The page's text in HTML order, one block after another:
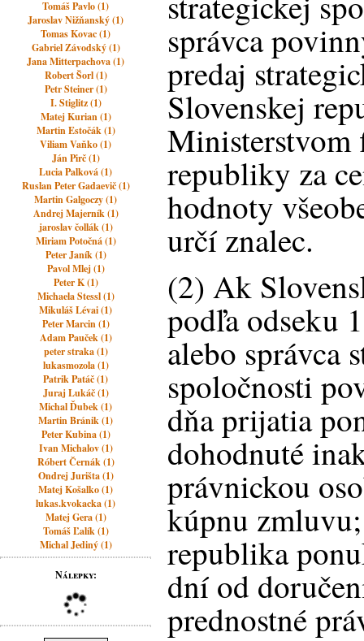
Tomáš Pavlo (1)
Jaroslav Nižňanský (1)
Tomas Kovac (1)
Gabriel Závodský (1)
Jana Mitterpachova (1)
Robert Šorl (1)
Petr Steiner (1)
I. Stiglitz (1)
Matej Kurian (1)
Martin Estočák (1)
Viliam Vaňko (1)
Ján Pirč (1)
Lucia Palková (1)
Ruslan Peter Gadaevič (1)
Martin Galgoczy (1)
Andrej Majerník (1)
jaroslav čollák (1)
Miriam Potočná (1)
Peter Janík (1)
Pavol Mlej (1)
Peter K (1)
Michaela Stessl (1)
Mikuláš Lévai (1)
Peter Marcin (1)
Adam Pauček (1)
peter straka (1)
lukasmozola (1)
Patrik Patáč (1)
Juraj Lukáč (1)
Michal Ďubek (1)
Martin Bránik (1)
Peter Kubina (1)
Ivan Michalov (1)
Róbert Černák (1)
Ondrej Jurišta (1)
Matej Košalko (1)
lukas.kvokacka (1)
Matej Gera (1)
Tomáš Ľalík (1)
Michal Jediný (1)
Nálepky:
správca
predaj
Slovenskej
Ministerstvom
republiky za
hodnoty
určí znalec.
(2) Ak
podľa odseku
alebo správca
spoločnosti
dňa prijatia
dohodnuté
právnickou
kúpnu
republika
dní od
prednostné